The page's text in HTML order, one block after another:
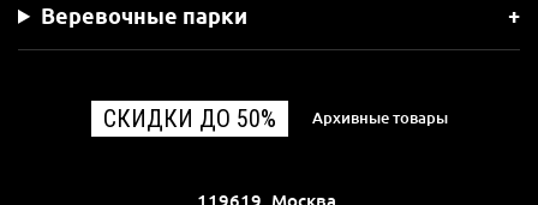
Веревочные парки
СКИДКИ ДО 50% Архивные товары
119619, Москва,